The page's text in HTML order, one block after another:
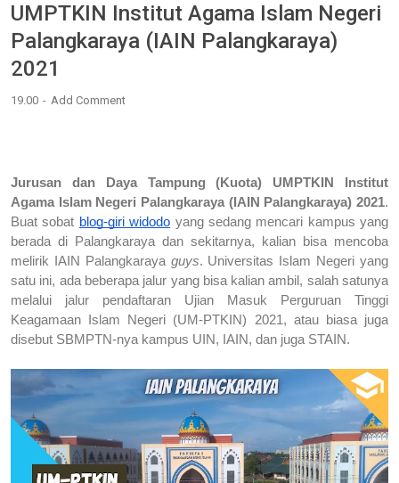
UMPTKIN Institut Agama Islam Negeri
Palangkaraya (IAIN Palangkaraya)
2021
19.00 Add Comment
Jurusan dan Daya Tampung (Kuota) UMPTKIN Institut
Agama Islam Negeri Palangkaraya (IAIN Palangkaraya) 2021.
Buat sobat blog-giri widodo yang sedang mencari kampus yang
berada di Palangkaraya dan sekitarnya, kalian bisa mencoba
melirik IAIN Palangkaraya guys. Universitas Islam Negeri yang
satu ini, ada beberapa jalur yang bisa kalian ambil, salah satunya
melalui jalur pendaftaran Ujian Masuk Perguruan Tinggi
Keagamaan Islam Negeri (UM-PTKIN) 2021, atau biasa juga
disebut SBMPTN-nya kampus UIN, IAIN, dan juga STAIN.